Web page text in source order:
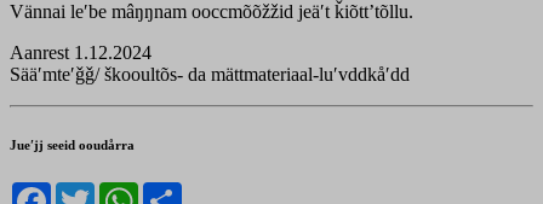
Vännai leʹbe mâŋŋnam ooccmõõžžid jeäʹt ǩiõttʼtõllu.
Aanrest 1.12.2024
Sääʹmteʹǧǧ/ škooultõs- da mättmateriaal-luʹvddkåʹdd
Jueʹjj seeid ooudårra
Facebook
TwitterWhatsApp